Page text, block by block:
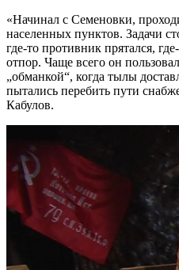
«Начинал с Семеновки,
населенных пунктов. Задачи
где-то противник прятался,
отпор. Чаще всего он
„обманкой“, когда тылы
пытались перебить пути
Кабулов.